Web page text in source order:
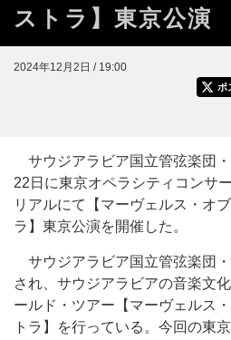
ストラ】東京公演
2024年12月2日 / 19:00
ポ
サウジアラビア国立管弦楽団
22日に東京オペラシティコンサ
リアルにて【マーヴェルス・オ
ラ】東京公演を開催した。
サウジアラビア国立管弦楽団
され、サウジアラビアの音楽文
ールド・ツアー【マーヴェルス
トラ】を行っている。今回の東